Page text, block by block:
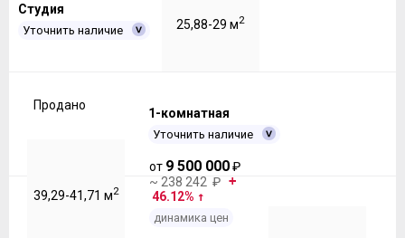
Студия
Уточнить наличие 25,88-29 м2
Продано
1-комнатная
Уточнить наличие
39,29-41,71 м2
от 9 500 000₽
~ 238 242 ₽
46.12%
динамика цен